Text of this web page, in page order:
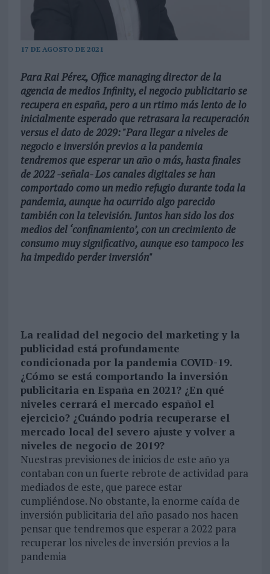
17 DE AGOSTO DE 2021
Para Rai Pérez, Office managing director de la
agencia de medios Infinity, el negocio publicitario se
recupera en españa, pero a un rtimo más lento de lo
inicialmente esperado que retrasara la recuperación
versus el dato de 2029: "Para llegar a niveles de
negocio e inversión previos a la pandemia
tendremos que esperar un año o más, hasta finales
de 2022 -señala- Los canales digitales se han
comportado como un medio refugio durante toda la
pandemia, aunque ha ocurrido algo parecido
también con la televisión. Juntos han sido los dos
medios del ‘confinamiento’, con un crecimiento de
consumo muy significativo, aunque eso tampoco les
ha impedido perder inversión"
La realidad del negocio del marketing y la
publicidad está profundamente
condicionada por la pandemia COVID-19.
¿Cómo se está comportando la inversión
publicitaria en España en 2021? ¿En qué
niveles cerrará el mercado español el
ejercicio? ¿Cuándo podría recuperarse el
mercado local del severo ajuste y volver a
niveles de negocio de 2019?
Nuestras previsiones de inicios de este año ya
contaban con un fuerte rebrote de actividad para
mediados de este, que parece estar
cumpliéndose. No obstante, la enorme caída de
inversión publicitaria del año pasado nos hacen
pensar que tendremos que esperar a 2022 para
recuperar los niveles de inversión previos a la
pandemia